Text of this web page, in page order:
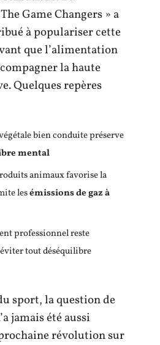
Game Changers » a
à populariser cette
que l’alimentation
la haute
Quelques repères
bien conduite préserve
mental
animaux favorise la
lesémissions de gaz à
professionnel reste
tout déséquilibre
sport, la question de
jamais été aussi
révolution sur